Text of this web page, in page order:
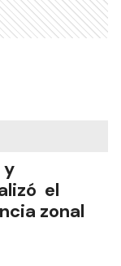
y
el
zonal